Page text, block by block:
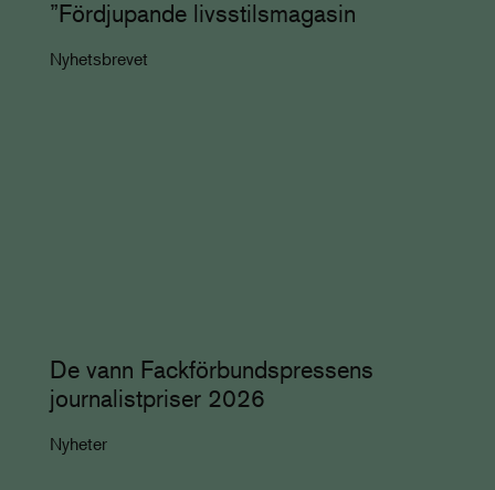
”Fördjupande livsstilsmagasin
Nyhetsbrevet
De vann Fackförbundspressens
journalistpriser 2026
Nyheter